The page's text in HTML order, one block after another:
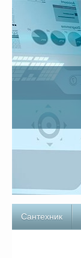
Сантехник